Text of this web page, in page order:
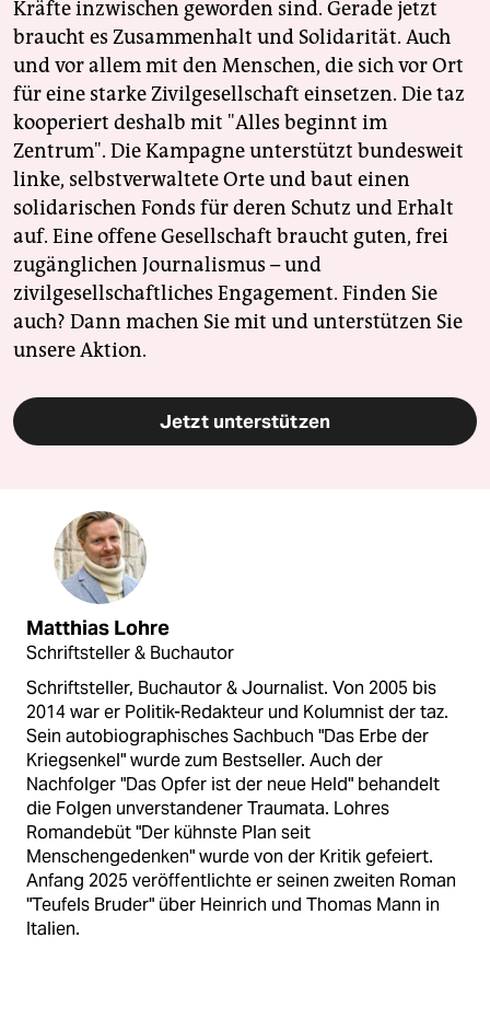
Kräfte inzwischen geworden sind. Gerade jetzt
braucht es Zusammenhalt und Solidarität. Auch
und vor allem mit den Menschen, die sich vor Ort
für eine starke Zivilgesellschaft einsetzen. Die taz
kooperiert deshalb mit "Alles beginnt im
Zentrum". Die Kampagne unterstützt bundesweit
linke, selbstverwaltete Orte und baut einen
solidarischen Fonds für deren Schutz und Erhalt
auf. Eine offene Gesellschaft braucht guten, frei
zugänglichen Journalismus – und
zivilgesellschaftliches Engagement. Finden Sie
auch? Dann machen Sie mit und unterstützen Sie
unsere Aktion.
Jetzt unterstützen
Matthias Lohre
Schriftsteller & Buchautor
Schriftsteller, Buchautor & Journalist. Von 2005 bis
2014 war er Politik-Redakteur und Kolumnist der taz.
Sein autobiographisches Sachbuch "Das Erbe der
Kriegsenkel" wurde zum Bestseller. Auch der
Nachfolger "Das Opfer ist der neue Held" behandelt
die Folgen unverstandener Traumata. Lohres
Romandebüt "Der kühnste Plan seit
Menschengedenken" wurde von der Kritik gefeiert.
Anfang 2025 veröffentlichte er seinen zweiten Roman
"Teufels Bruder" über Heinrich und Thomas Mann in
Italien.